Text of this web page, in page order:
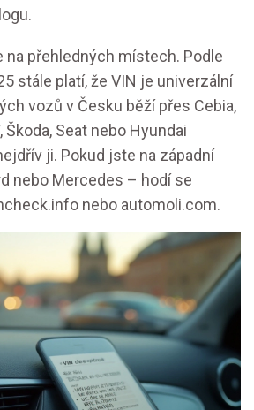
na přehledných místech. Podle
stále platí, že VIN je univerzální
vozů v Česku běží přes Cebia,
Škoda, Seat nebo Hyundai
ji. Pokud jste na západní
nebo Mercedes – hodí se
nebo automoli.com.